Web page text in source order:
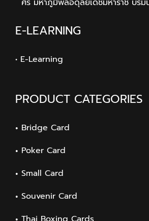
ศร มหาภูมิพลอดุลยเดชมหาราช บร
E-LEARNING
• E-Learning
PRODUCT CATEGORIES
Bridge Card
Poker Card
Small Card
Souvenir Card